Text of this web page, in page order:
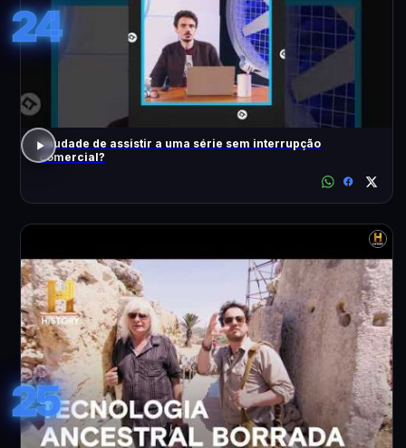
24
Saudade de assistir a uma série sem interrupção
comercial?
25